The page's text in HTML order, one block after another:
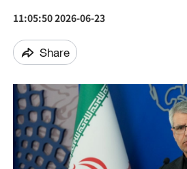
11:05:50 2026-06-23
Share